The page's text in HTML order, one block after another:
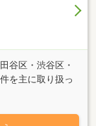
谷区・渋谷区・
を主に取り扱っ
ません。人と
いです。住環境